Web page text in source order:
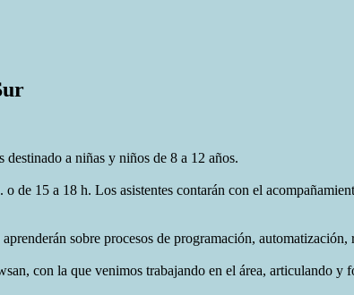
a niñas y niños de 8 a 12 años.
15 a 18 h. Los asistentes contarán con el
sobre procesos de programación,
con la que venimos trabajando en el área, articulando y